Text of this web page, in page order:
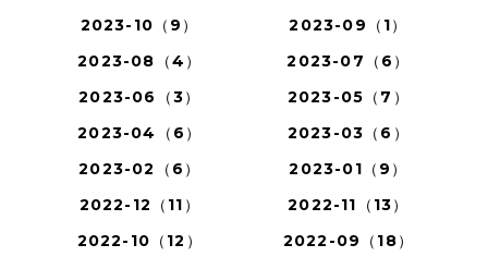
2023-10（9）
2023-09（1）
2023-08（4）
2023-07（6）
2023-06（3）
2023-05（7）
2023-04（6）
2023-03（6）
2023-02（6）
2023-01（9）
2022-12（11）
2022-11（13）
2022-10（12）
2022-09（18）